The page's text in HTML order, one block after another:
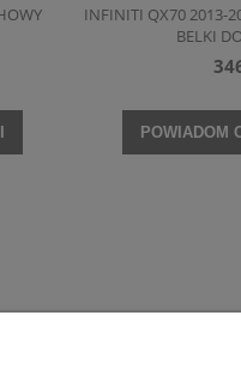
INFINITI QX70 2013-
BELKI
POWIADOM